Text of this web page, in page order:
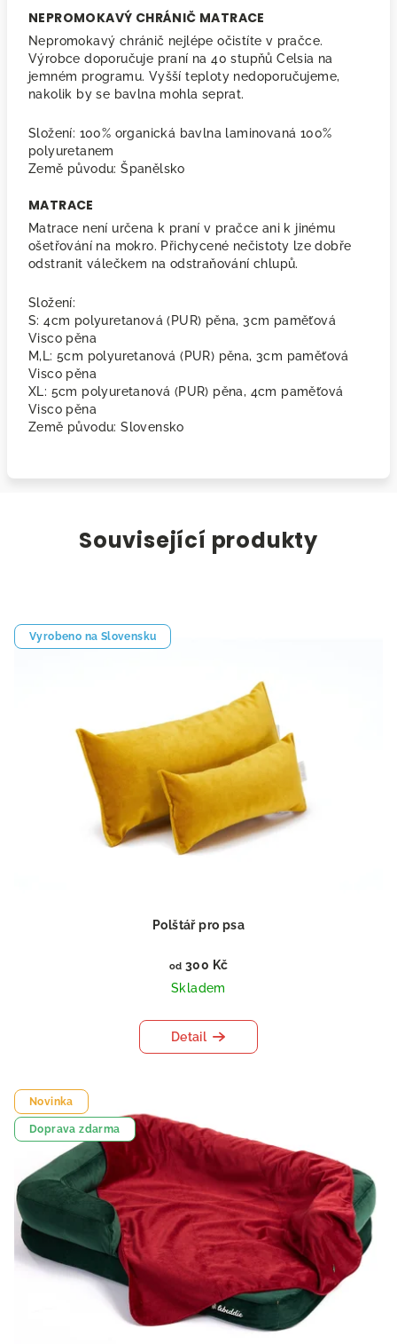
NEPROMOKAVÝ CHRÁNIČ MATRACE
Nepromokavý chránič nejlépe očistíte v pračce.
Výrobce doporučuje praní na 40 stupňů Celsia na
jemném programu. Vyšší teploty nedoporučujeme,
nakolik by se bavlna mohla seprat.
Složení: 100% organická bavlna laminovaná 100%
polyuretanem
Země původu: Španělsko
MATRACE
Matrace není určena k praní v pračce ani k jinému
ošetřování na mokro. Přichycené nečistoty lze dobře
odstranit válečkem na odstraňování chlupů.
Složení:
S: 4cm polyuretanová (PUR) pěna, 3cm paměťová
Visco pěna
M,L: 5cm polyuretanová (PUR) pěna, 3cm paměťová
Visco pěna
XL: 5cm polyuretanová (PUR) pěna, 4cm paměťová
Visco pěna
Země původu: Slovensko
Související produkty
Vyrobeno na Slovensku
Polštář pro psa
od 300 Kč
Skladem
Detail
Novinka
Doprava zdarma